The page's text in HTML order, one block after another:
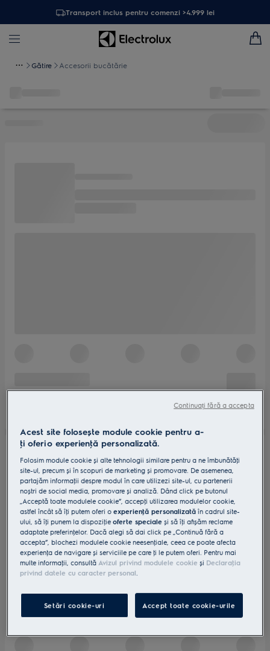
Transport inclus pentru comenzi >4.999 lei
Gătire Accesorii bucătărie
Acest site folosește module cookie pentru a-
ţi oferi o experienţă personalizată.
Folosim module cookie și alte tehnologii similare pentru a ne îmbunătăţi
site-ul, precum și în scopuri de marketing și promovare. De asemenea,
partajăm informaţii despre modul în care utilizezi site-ul, cu partenerii
noștri de social media, promovare și analiză. Dând click pe butonul
„Acceptă toate modulele cookie”, accepţi utilizarea modulelor cookie,
astfel încât să îţi putem oferi oexperienţă personalizată în cadrul site-
ului, să îţi punem la dispoziţieoferte speciale și să îţi afișăm reclame
adaptate preferinţelor. Dacă alegi să dai click pe „Continuă fără a
accepta”, blochezi modulele cookie neesenţiale, ceea ce poate afecta
experienţa de navigare și serviciile pe care ţi le putem oferi. Pentru mai
multe informaţii, consultă Avizul privind modulele cookie și Declaraţia
privind datele cu caracter personal.
Setări cookie-uri Accept toate cookie-urile
Continuați fără a accepta